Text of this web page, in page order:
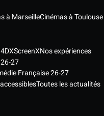
à MarseilleCinémas à Toulouse
4DXScreenXNos expériences
27
Française 26-27
Toutes les actualités